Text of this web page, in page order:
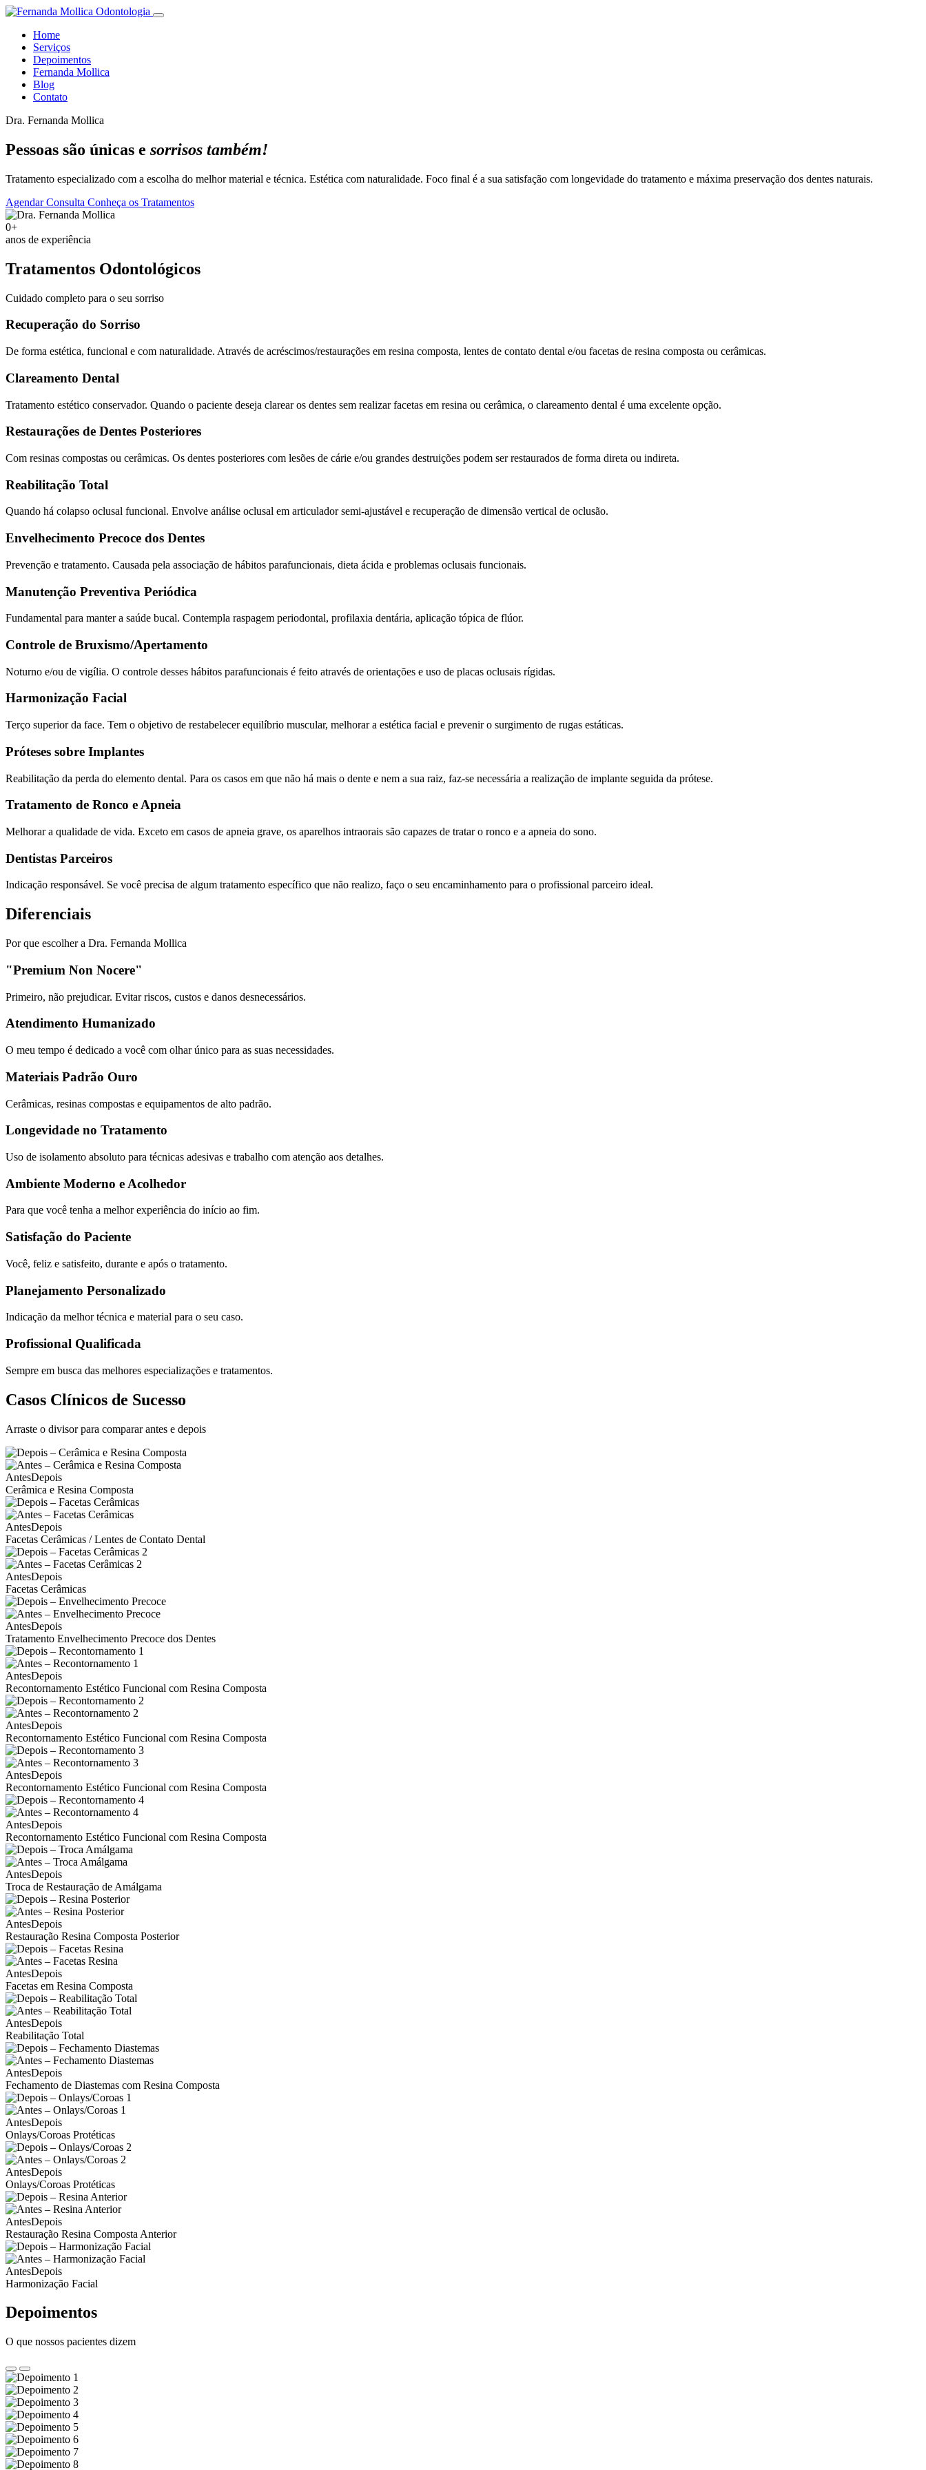
Home
Serviços
Depoimentos
Fernanda Mollica
Blog
Contato
Dra. Fernanda Mollica
Pessoas são únicas e sorrisos também!
Tratamento especializado com a escolha do melhor material e técnica. Estética com naturalidade. Foco final é a sua satisfação com longevidade do tratamento e máxima preservação dos dentes naturais.
Agendar Consulta Conheça os Tratamentos
0+
anos de experiência
Tratamentos Odontológicos
Cuidado completo para o seu sorriso
Recuperação do Sorriso
De forma estética, funcional e com naturalidade. Através de acréscimos/restaurações em resina composta, lentes de contato dental e/ou facetas de resina composta ou cerâmicas.
Clareamento Dental
Tratamento estético conservador. Quando o paciente deseja clarear os dentes sem realizar facetas em resina ou cerâmica, o clareamento dental é uma excelente opção.
Restaurações de Dentes Posteriores
Com resinas compostas ou cerâmicas. Os dentes posteriores com lesões de cárie e/ou grandes destruições podem ser restaurados de forma direta ou indireta.
Reabilitação Total
Quando há colapso oclusal funcional. Envolve análise oclusal em articulador semi-ajustável e recuperação de dimensão vertical de oclusão.
Envelhecimento Precoce dos Dentes
Prevenção e tratamento. Causada pela associação de hábitos parafuncionais, dieta ácida e problemas oclusais funcionais.
Manutenção Preventiva Periódica
Fundamental para manter a saúde bucal. Contempla raspagem periodontal, profilaxia dentária, aplicação tópica de flúor.
Controle de Bruxismo/Apertamento
Noturno e/ou de vigília. O controle desses hábitos parafuncionais é feito através de orientações e uso de placas oclusais rígidas.
Harmonização Facial
Terço superior da face. Tem o objetivo de restabelecer equilíbrio muscular, melhorar a estética facial e prevenir o surgimento de rugas estáticas.
Próteses sobre Implantes
Reabilitação da perda do elemento dental. Para os casos em que não há mais o dente e nem a sua raiz, faz-se necessária a realização de implante seguida da prótese.
Tratamento de Ronco e Apneia
Melhorar a qualidade de vida. Exceto em casos de apneia grave, os aparelhos intraorais são capazes de tratar o ronco e a apneia do sono.
Dentistas Parceiros
Indicação responsável. Se você precisa de algum tratamento específico que não realizo, faço o seu encaminhamento para o profissional parceiro ideal.
Diferenciais
Por que escolher a Dra. Fernanda Mollica
"Premium Non Nocere"
Primeiro, não prejudicar. Evitar riscos, custos e danos desnecessários.
Atendimento Humanizado
O meu tempo é dedicado a você com olhar único para as suas necessidades.
Materiais Padrão Ouro
Cerâmicas, resinas compostas e equipamentos de alto padrão.
Longevidade no Tratamento
Uso de isolamento absoluto para técnicas adesivas e trabalho com atenção aos detalhes.
Ambiente Moderno e Acolhedor
Para que você tenha a melhor experiência do início ao fim.
Satisfação do Paciente
Você, feliz e satisfeito, durante e após o tratamento.
Planejamento Personalizado
Indicação da melhor técnica e material para o seu caso.
Profissional Qualificada
Sempre em busca das melhores especializações e tratamentos.
Casos Clínicos de Sucesso
Arraste o divisor para comparar antes e depois
AntesDepois
Cerâmica e Resina Composta
AntesDepois
Facetas Cerâmicas / Lentes de Contato Dental
AntesDepois
Facetas Cerâmicas
AntesDepois
Tratamento Envelhecimento Precoce dos Dentes
AntesDepois
Recontornamento Estético Funcional com Resina Composta
AntesDepois
Recontornamento Estético Funcional com Resina Composta
AntesDepois
Recontornamento Estético Funcional com Resina Composta
AntesDepois
Recontornamento Estético Funcional com Resina Composta
AntesDepois
Troca de Restauração de Amálgama
AntesDepois
Restauração Resina Composta Posterior
AntesDepois
Facetas em Resina Composta
AntesDepois
Reabilitação Total
AntesDepois
Fechamento de Diastemas com Resina Composta
AntesDepois
Onlays/Coroas Protéticas
AntesDepois
Onlays/Coroas Protéticas
AntesDepois
Restauração Resina Composta Anterior
AntesDepois
Harmonização Facial
Depoimentos
O que nossos pacientes dizem